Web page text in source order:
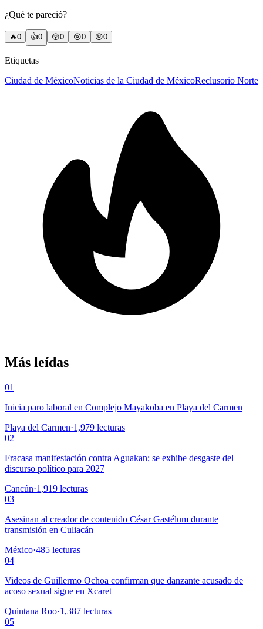
¿Qué te pareció?
🔥0 👍0 😲0 😢0 😠0
Etiquetas
Ciudad de MéxicoNoticias de la Ciudad de MéxicoReclusorio Norte
Más leídas
01
Inicia paro laboral en Complejo Mayakoba en Playa del Carmen
Playa del Carmen·1,979 lecturas
02
Fracasa manifestación contra Aguakan; se exhibe desgaste del
discurso político para 2027
Cancún·1,919 lecturas
03
Asesinan al creador de contenido César Gastélum durante
transmisión en Culiacán
México·485 lecturas
04
Videos de Guillermo Ochoa confirman que danzante acusado de
acoso sexual sigue en Xcaret
Quintana Roo·1,387 lecturas
05